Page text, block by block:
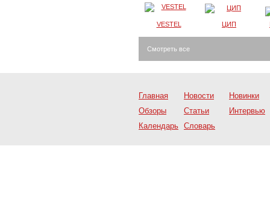
VESTEL ЦИП
Смотреть все
Главная Новости
Новинки
Обзоры
Статьи
Интервью
Календарь Словарь